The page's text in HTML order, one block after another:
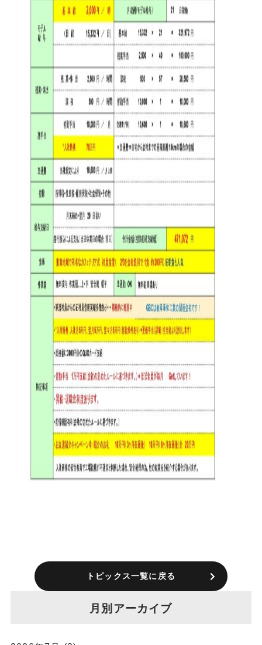
トピックス一覧に戻る
月別アーカイブ